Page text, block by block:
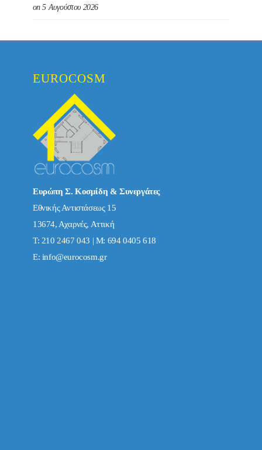
on 5 Αυγούστου 2026
EUROCOSM
Ευρώπη Σ. Κοσμίδη & Συνεργάτες
Εθνικής Αντιστάσεως 15
13674, Αχαρνές, Αττική
Τ: 210 2467 043 | Μ: 694 0405 618
E: info@eurocosm.gr